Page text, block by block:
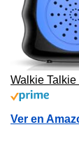
Walkie
Ver en